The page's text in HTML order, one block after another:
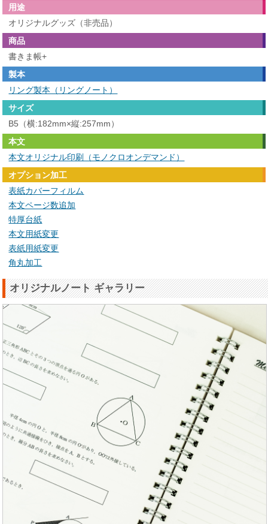
用途
オリジナルグッズ（非売品）
商品
書きま帳+
製本
リング製本（リングノート）
サイズ
B5（横:182mm×縦:257mm）
本文
本文オリジナル印刷（モノクロオンデマンド）
オプション加工
表紙カバーフィルム
本文ページ数追加
特厚台紙
本文用紙変更
表紙用紙変更
角丸加工
オリジナルノート ギャラリー